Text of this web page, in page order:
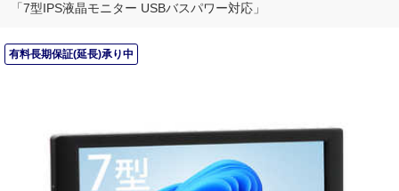
「7型IPS液晶モニター USBバスパワー対応」
有料長期保証(延長)承り中